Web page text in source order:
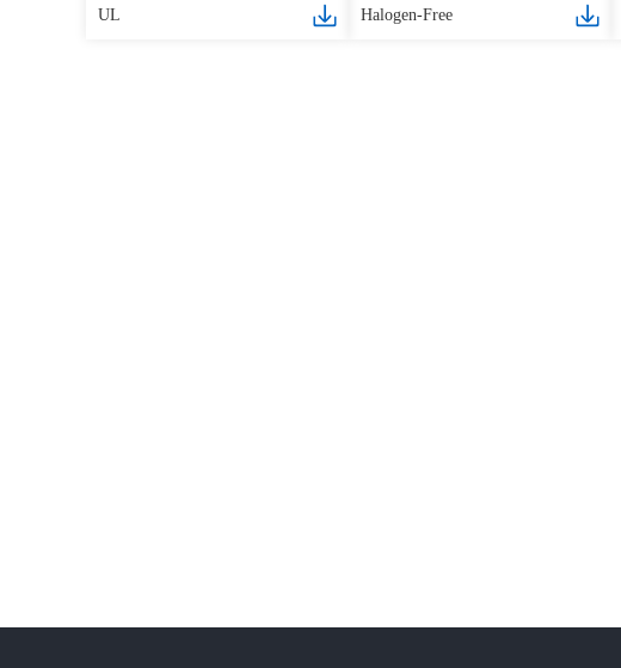
UL Halogen-Free